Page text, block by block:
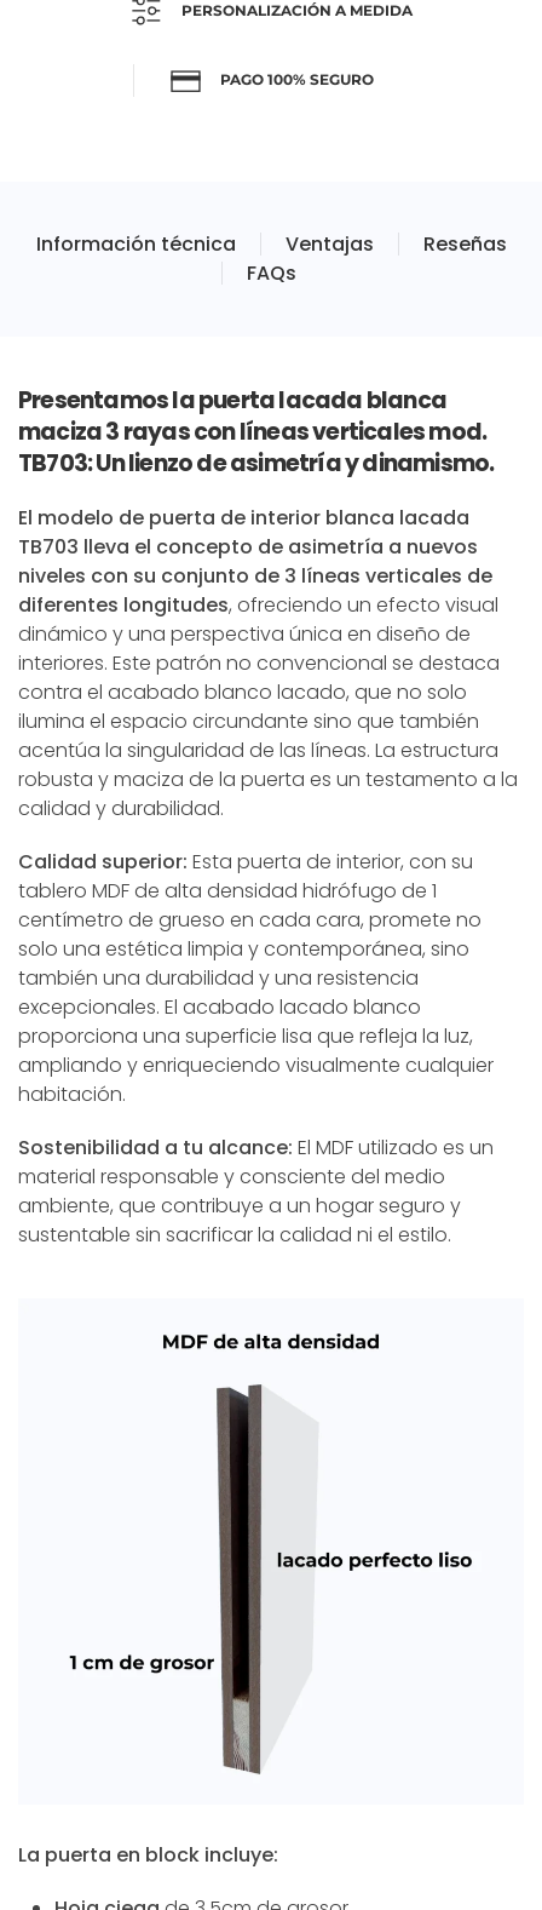
PERSONALIZACIÓN A MEDIDA
PAGO 100% SEGURO
Información técnica Ventajas
Reseñas
FAQs
Presentamos la puerta lacada blanca
maciza 3 rayas con líneas verticales mod.
TB703: Un lienzo de asimetría y dinamismo.
El modelo de puerta de interior blanca lacada
TB703 lleva el concepto de asimetría a nuevos
niveles con su conjunto de 3 líneas verticales de
diferentes longitudes, ofreciendo un efecto visual
dinámico y una perspectiva única en diseño de
interiores. Este patrón no convencional se destaca
contra el acabado blanco lacado, que no solo
ilumina el espacio circundante sino que también
acentúa la singularidad de las líneas. La estructura
robusta y maciza de la puerta es un testamento a la
calidad y durabilidad.
Calidad superior: Esta puerta de interior, con su
tablero MDF de alta densidad hidrófugo de 1
centímetro de grueso en cada cara, promete no
solo una estética limpia y contemporánea, sino
también una durabilidad y una resistencia
excepcionales. El acabado lacado blanco
proporciona una superficie lisa que refleja la luz,
ampliando y enriqueciendo visualmente cualquier
habitación.
Sostenibilidad a tu alcance: El MDF utilizado es un
material responsable y consciente del medio
ambiente, que contribuye a un hogar seguro y
sustentable sin sacrificar la calidad ni el estilo.
La puerta en block incluye: